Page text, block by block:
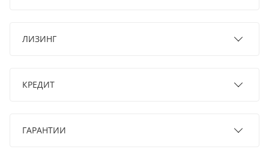
ЛИЗИНГ
КРЕДИТ
ГАРАНТИИ